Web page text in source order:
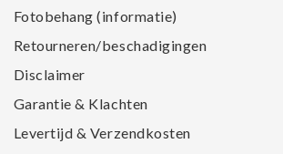
Fotobehang (informatie)
Retourneren/beschadigingen
Disclaimer
Garantie & Klachten
Levertijd & Verzendkosten